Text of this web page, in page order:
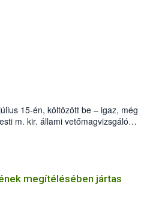
15-én, költözött be – igaz, még
m. kir. állami vetőmagvizsgáló
szám alatti, Czigler Győző által
megítélésében jártas